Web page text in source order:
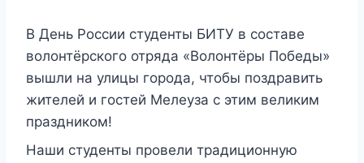
В День России студенты БИТУ в составе
волонтёрского отряда «Волонтёры Победы»
вышли на улицы города, чтобы поздравить
жителей и гостей Мелеуза с этим великим
праздником!
Наши студенты провели традиционную